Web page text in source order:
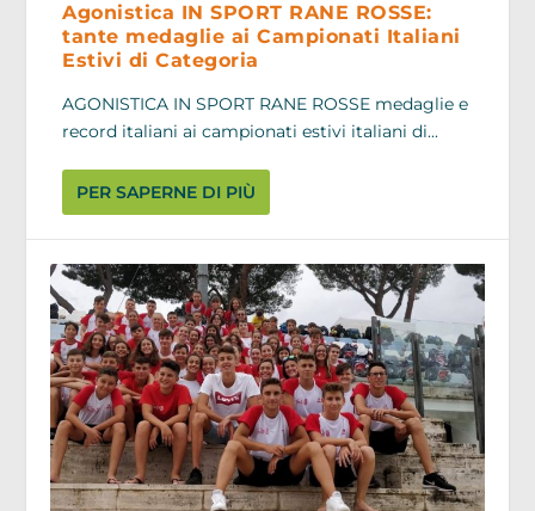
Agonistica IN SPORT RANE ROSSE:
tante medaglie ai Campionati Italiani
Estivi di Categoria
AGONISTICA IN SPORT RANE ROSSE medaglie e
record italiani ai campionati estivi italiani di...
PER SAPERNE DI PIÙ